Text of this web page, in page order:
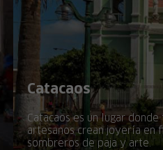
Catacaos
Catacaos es un lugar
artesanos crean joyería en
sombreros de paja y arte.